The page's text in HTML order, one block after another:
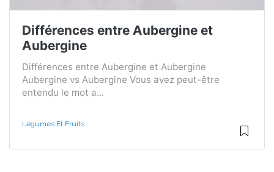
Différences entre Aubergine et
Aubergine
Différences entre Aubergine et Aubergine
Aubergine vs Aubergine Vous avez peut-être
entendu le mot a...
Légumes Et Fruits